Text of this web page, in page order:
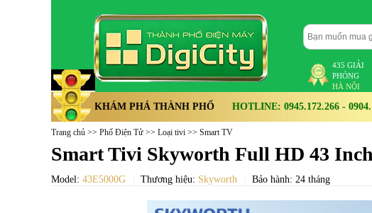
435 GIẢI
PHÓNG
HÀ NỘI
KHÁM PHÁ THÀNH PHỐ HOTLINE: 0945.172.266 -
Trang chủ >> Phố Điện Tử >> Loại tivi >> Smart TV
Smart Tivi Skyworth Full HD 43
Model: 43E5000G Thương hiệu: Skyworth Bảo hành: 24 tháng